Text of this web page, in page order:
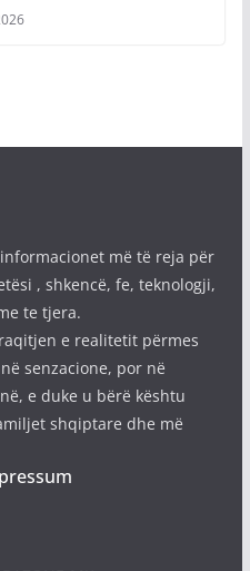
më të reja për
, shkencë, fe, teknologji,
te tjera.
e realitetit përmes
senzacione, por në
e duke u bërë kështu
shqiptare dhe më